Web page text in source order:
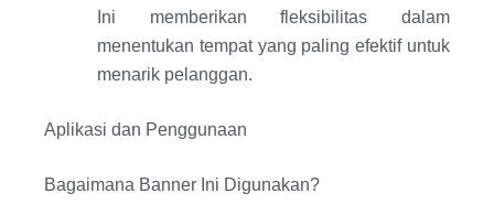
Ini memberikan fleksibilitas dalam
menentukan tempat yang paling efektif untuk
menarik pelanggan.
Aplikasi dan Penggunaan
Bagaimana Banner Ini Digunakan?